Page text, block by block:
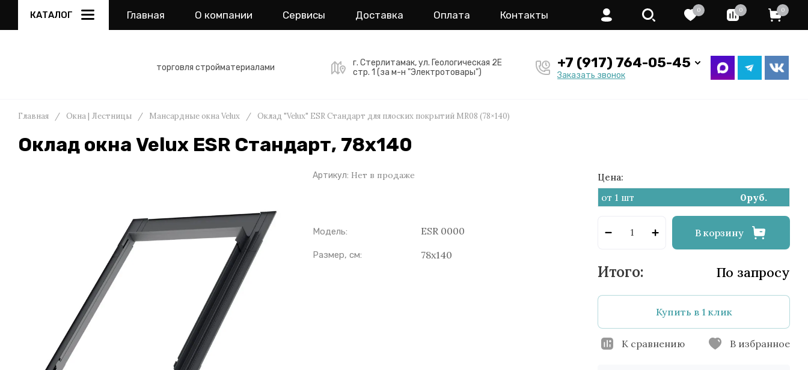
КАТАЛОГ Главная О компании Сервисы Доставка Оплата Контакты 0 0 0
торговля стройматериалами
г. Стерлитамак, ул. Геологическая 2Е
стр. 1 (за м-н "Электротовары")
+7 (917) 764-05-45
Заказать звонок
Главная / Окна | Лестницы / Мансардные окна Velux / Оклад "Velux" ESR Стандарт для плоских покрытий MR08 (78×140)
Оклад окна Velux ESR Стандарт, 78х140
Артикул: Нет в продаже
Модель: ESR 0000
Размер, см: 78х140
Цена:
от 1 шт 0руб.
В корзину
По запросу
Купить в 1 клик
К сравнению В избранное